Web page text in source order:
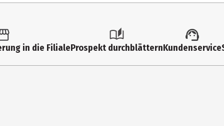
in die FilialeProspekt durchblätternKundenservice